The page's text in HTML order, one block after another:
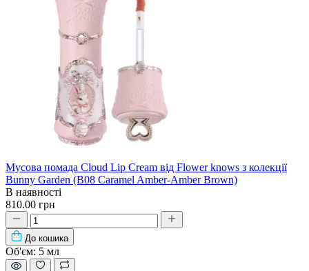
Мусова помада Cloud Lip Cream від Flower knows з колекції
Bunny Garden (B08 Caramel Amber-Amber Brown)
В наявності
810.00 грн
До кошика
Об'єм: 5 мл